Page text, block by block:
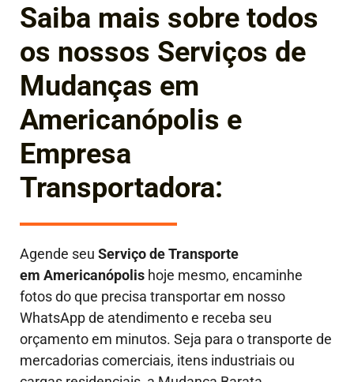
Saiba mais sobre todos
os nossos Serviços de
Mudanças em
Americanópolis e
Empresa
Transportadora:
Agende seu Serviço de Transporte
em Americanópolis hoje mesmo, encaminhe
fotos do que precisa transportar em nosso
WhatsApp de atendimento e receba seu
orçamento em minutos. Seja para o transporte de
mercadorias comerciais, itens industriais ou